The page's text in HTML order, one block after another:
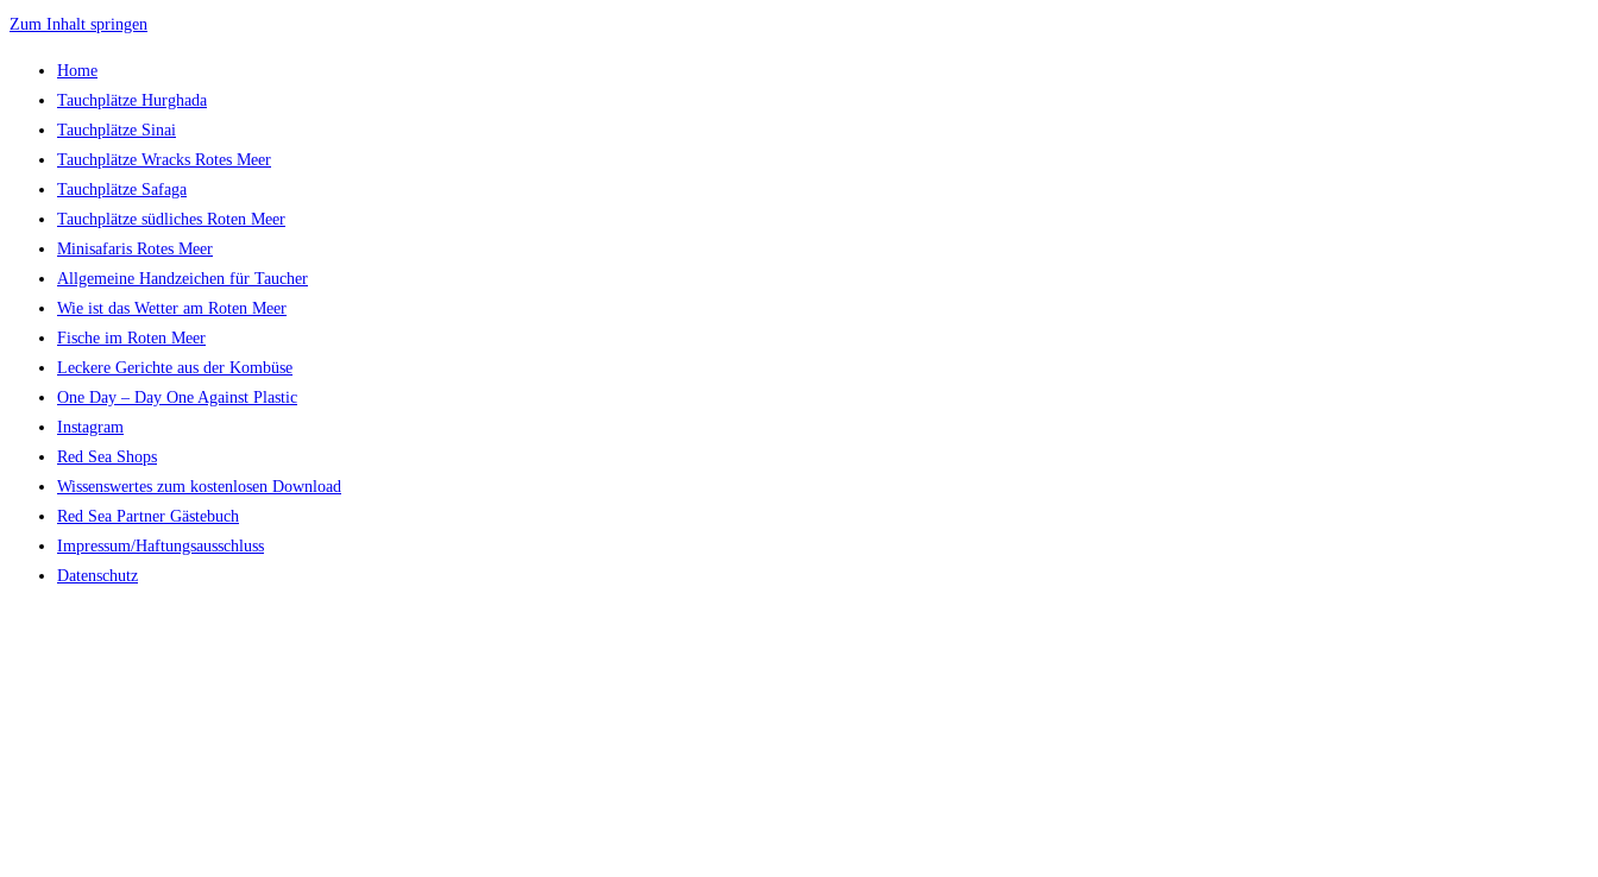
Zum Inhalt springen
Home
Tauchplätze Hurghada
Tauchplätze Sinai
Tauchplätze Wracks Rotes Meer
Tauchplätze Safaga
Tauchplätze südliches Roten Meer
Minisafaris Rotes Meer
Allgemeine Handzeichen für Taucher
Wie ist das Wetter am Roten Meer
Fische im Roten Meer
Leckere Gerichte aus der Kombüse
One Day – Day One Against Plastic
Instagram
Red Sea Shops
Wissenswertes zum kostenlosen Download
Red Sea Partner Gästebuch
Impressum/Haftungsausschluss
Datenschutz